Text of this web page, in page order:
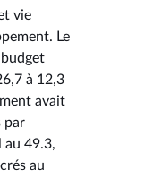
vie
Le
à 12,3
avait
par
au 49.3,
au